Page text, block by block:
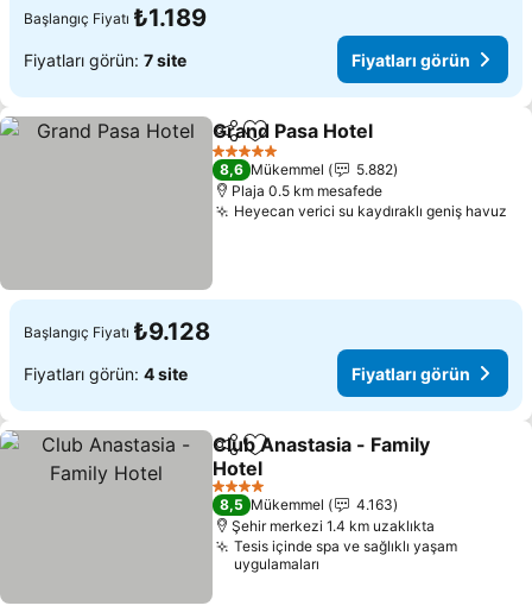
Başlangıç Fiyatı ₺1.189
Fiyatları görün: 7 site Fiyatları görün
PaylaşFavorilerime ekle
Grand Pasa Hotel
5 Yıldız
8,6 Mükemmel
5.882
Plaja 0.5 km mesafede
Heyecan verici su kaydıraklı geniş havuz
Başlangıç Fiyatı ₺9.128
Fiyatları görün: 4 site Fiyatları görün
PaylaşFavorilerime ekle
Club Anastasia - Family
Hotel
Fiyatları görün
4 Yıldız
8,5 Mükemmel
4.163
Şehir merkezi 1.4 km uzaklıkta
Tesis içinde spa ve sağlıklı yaşam
uygulamaları